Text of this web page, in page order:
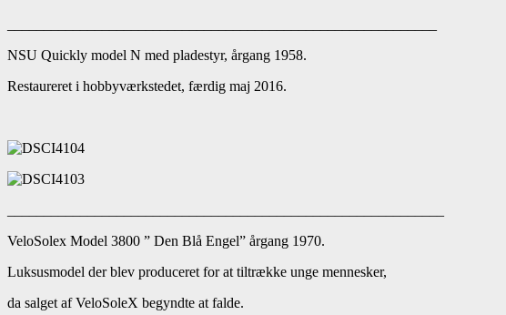
NSU Quickly model N med pladestyr, årgang 1958.
Restaureret i hobbyværkstedet, færdig maj 2016.
VeloSolex Model 3800 ” Den Blå Engel” årgang 1970.
Luksusmodel der blev produceret for at tiltrække unge mennesker,
da salget af VeloSoleX begyndte at falde.